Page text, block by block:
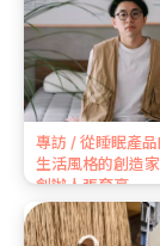
專訪 / 從睡眠產品
生活風格的創造
創辦人張育豪